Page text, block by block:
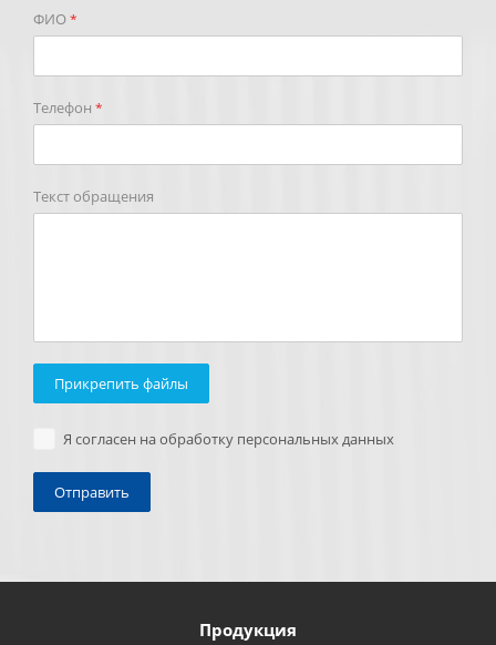
ФИО*
Телефон *
Текст обращения
Прикрепить файлы
Я согласен на обработку персональных данных
Продукция